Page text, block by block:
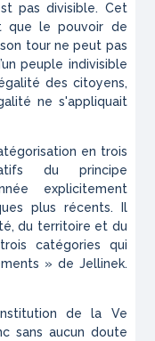
pas divisible. Cet
que le pouvoir de
tour ne peut pas
peuple indivisible
des citoyens,
ne s'appliquait
en trois
du principe
explicitement
plus récents. Il
du territoire et du
catégories qui
» de Jellinek.
de la Ve
sans aucun doute